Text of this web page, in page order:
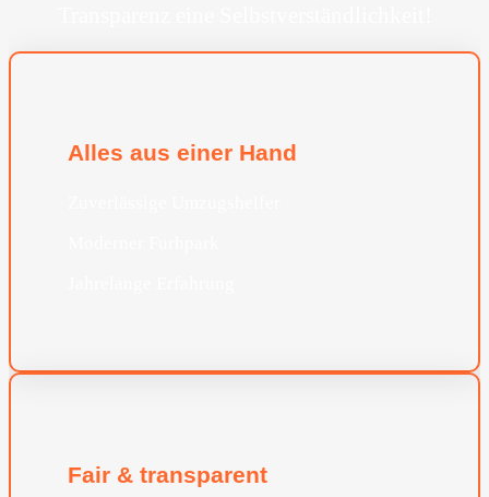
Alles aus einer Hand
Fair & transparent